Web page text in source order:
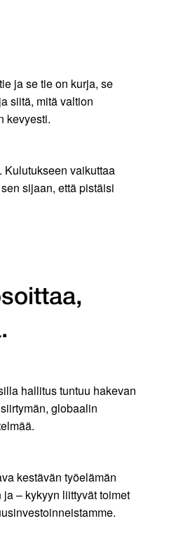
ja se tie on kurja, se
siitä, mitä valtion
kevyesti.
Kulutukseen vaikuttaa
sijaan, että pistäisi
hallitus tuntuu hakevan
globaalin
kestävän työelämän
– kykyyn liittyvät toimet